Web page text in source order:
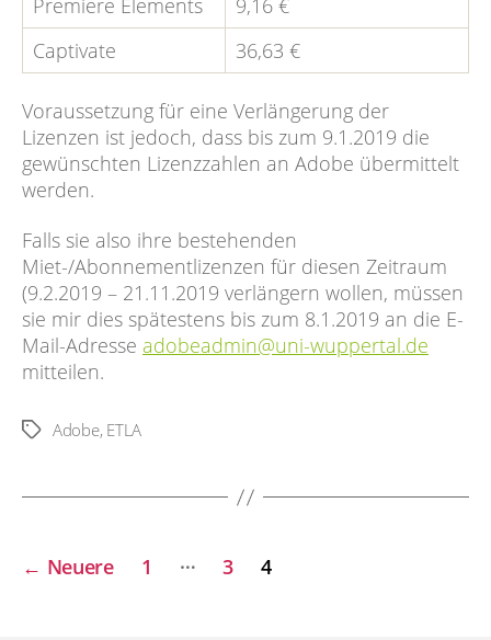
Premiere Elements
9,16 €
Captivate
36,63 €
Voraussetzung für eine Verlängerung der
Lizenzen ist jedoch, dass bis zum 9.1.2019 die
gewünschten Lizenzzahlen an Adobe übermittelt
werden.
Falls sie also ihre bestehenden
Miet-/Abonnementlizenzen für diesen Zeitraum
(9.2.2019 – 21.11.2019 verlängern wollen, müssen
sie mir dies spätestens bis zum 8.1.2019 an die E-
Mail-Adresse adobeadmin@uni-wuppertal.de
mitteilen.
Schlagwörter
Adobe, ETLA
Seitennummerierung
← Neuere 1 … 3 4